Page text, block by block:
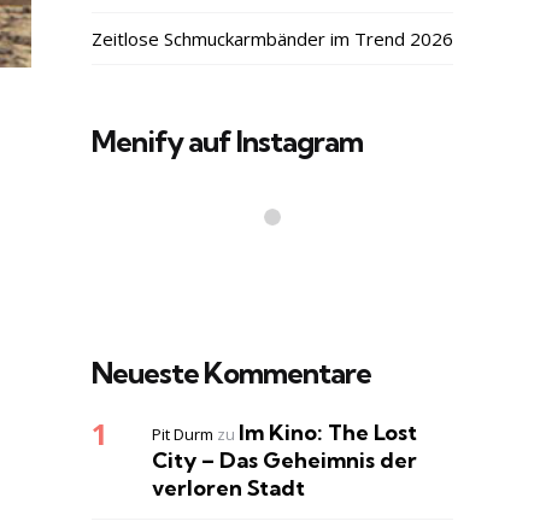
Zeitlose Schmuckarmbänder im Trend 2026
Menify auf Instagram
Neueste Kommentare
Pit Durm zu Im Kino: The Lost
City – Das Geheimnis der
verloren Stadt